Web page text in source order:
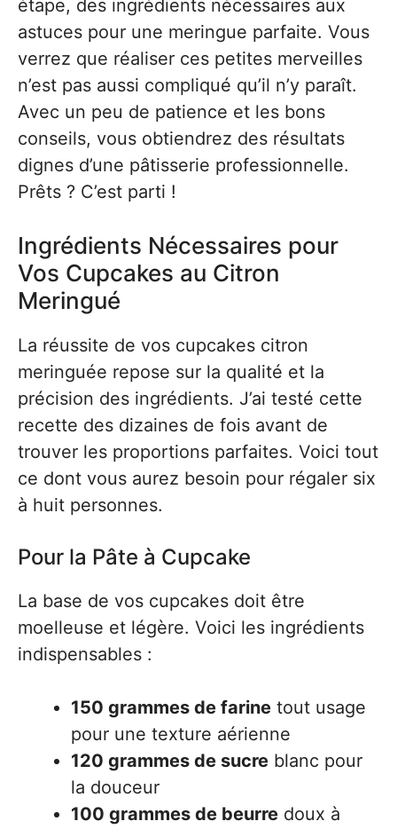
étape, des ingrédients nécessaires aux
astuces pour une meringue parfaite. Vous
verrez que réaliser ces petites merveilles
n’est pas aussi compliqué qu’il n’y paraît.
Avec un peu de patience et les bons
conseils, vous obtiendrez des résultats
dignes d’une pâtisserie professionnelle.
Prêts ? C’est parti !
Ingrédients Nécessaires pour
Vos Cupcakes au Citron
Meringué
La réussite de vos cupcakes citron
meringuée repose sur la qualité et la
précision des ingrédients. J’ai testé cette
recette des dizaines de fois avant de
trouver les proportions parfaites. Voici tout
ce dont vous aurez besoin pour régaler six
à huit personnes.
Pour la Pâte à Cupcake
La base de vos cupcakes doit être
moelleuse et légère. Voici les ingrédients
indispensables :
150 grammes de farine tout usage
pour une texture aérienne
120 grammes de sucre blanc pour
la douceur
100 grammes de beurre doux à